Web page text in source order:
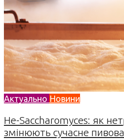
Актуально Новини
Не-Saccharomyces: як
змінюють сучасне